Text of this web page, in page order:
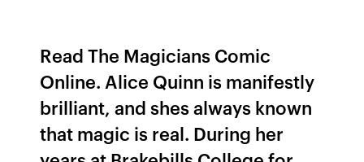
Read The Magicians Comic
Online. Alice Quinn is manifestly
brilliant, and shes always known
that magic is real. During her